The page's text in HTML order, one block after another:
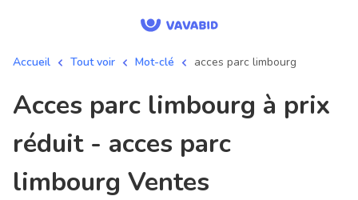
Accueil Tout voir Mot-clé acces parc limbourg
acces parc limbourg à prix
réduit - acces parc
limbourg Ventes